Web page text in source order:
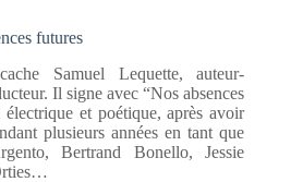
futures
Samuel Lequette, auteur-
Il signe avec “Nos absences
et poétique, après avoir
plusieurs années en tant que
Bertrand Bonello, Jessie